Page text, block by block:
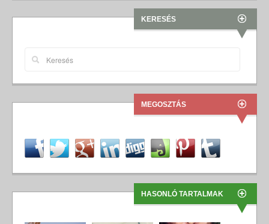
KERESÉS
MEGOSZTÁS
HASONLÓ TARTALMAK